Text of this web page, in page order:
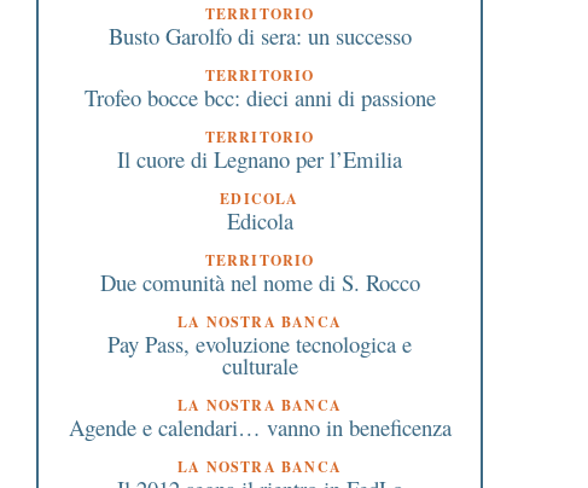
TERRITORIO
Busto Garolfo di sera: un successo
TERRITORIO
Trofeo bocce bcc: dieci anni di passione
TERRITORIO
Il cuore di Legnano per l’Emilia
EDICOLA
Edicola
TERRITORIO
Due comunità nel nome di S. Rocco
LA NOSTRA BANCA
Pay Pass, evoluzione tecnologica e
culturale
LA NOSTRA BANCA
Agende e calendari… vanno in beneficenza
LA NOSTRA BANCA